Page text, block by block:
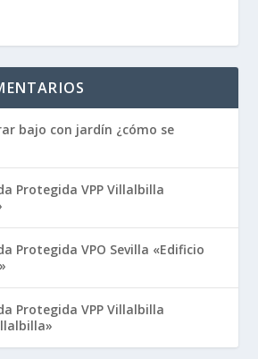
bajo con jardín ¿cómo se
Protegida VPP Villalbilla
Protegida VPO Sevilla «Edificio
Protegida VPP Villalbilla